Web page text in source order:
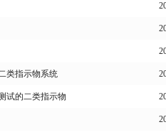
类指示物系统
试的二类指示物